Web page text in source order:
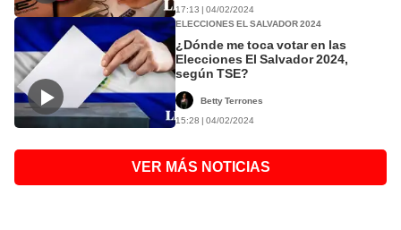
17:13 | 04/02/2024
ELECCIONES EL SALVADOR 2024
¿Dónde me toca votar en las
Elecciones El Salvador 2024,
según TSE?
Betty Terrones
15:28 | 04/02/2024
VER MÁS NOTICIAS